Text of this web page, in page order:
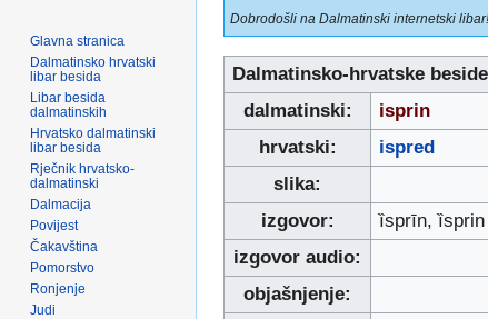
Prijeđi
na
navigaciju
Prijeđi
na
pretraživanje
Dobrodošli na Dalmatinski internetski
Dalmatinsko-hrvatske beside
dalmatinski:
isprin
hrvatski:
ispred
slika:
izgovor:
ȉsprīn, ȉsprin
izgovor audio:
objašnjenje:
Glavna stranica
Dalmatinsko hrvatski
libar besida
Libar besida
dalmatinskih
Hrvatsko dalmatinski
libar besida
Rječnik hrvatsko-
dalmatinski
Dalmacija
Povijest
Čakavština
Pomorstvo
Ronjenje
Judi